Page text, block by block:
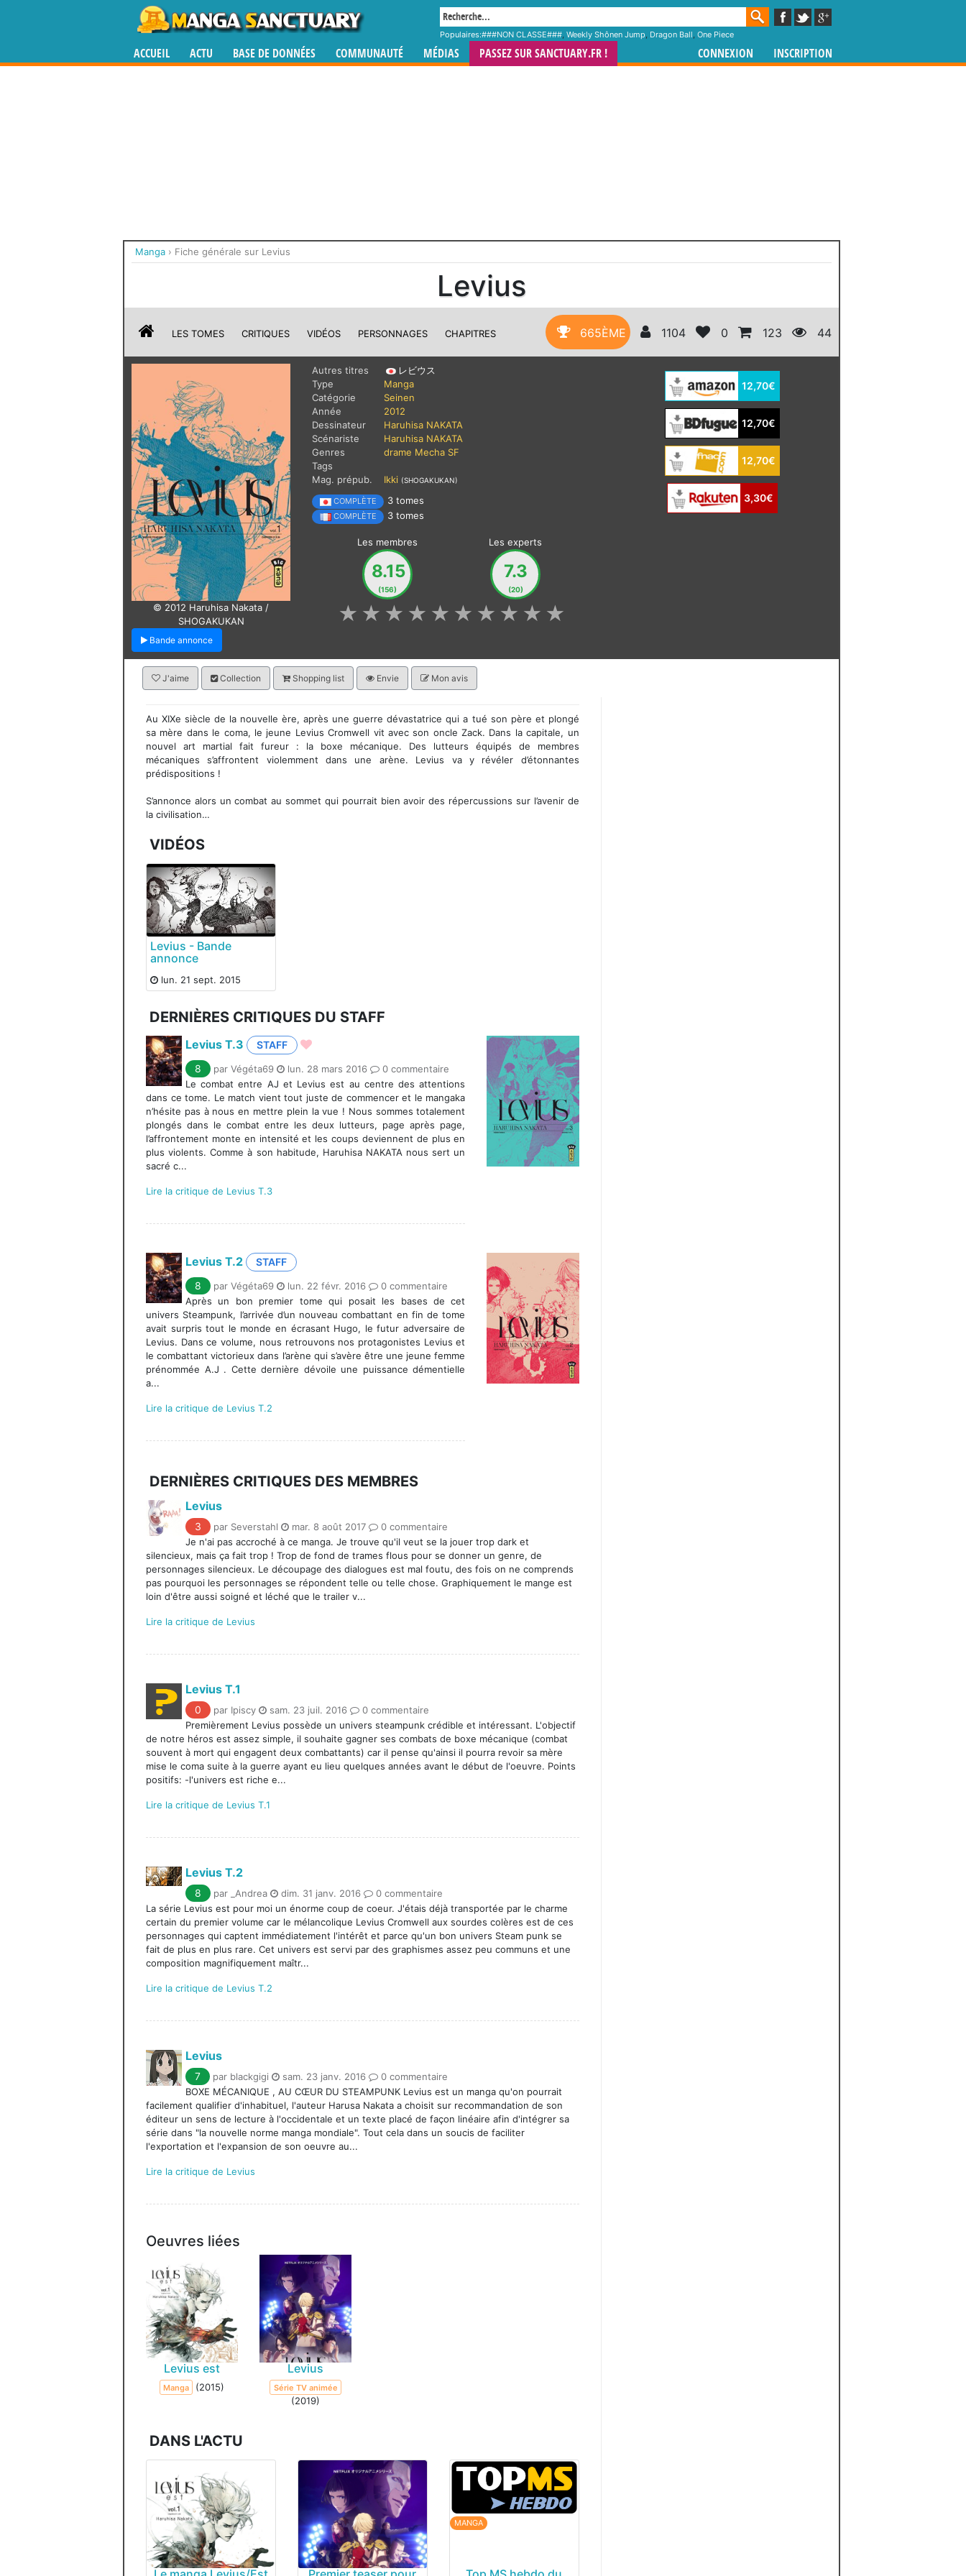
Populaires:###NON CLASSE###, Weekly Shônen Jump, Dragon Ball, One Piece
ACCUEIL ACTU BASE DE DONNÉES COMMUNAUTÉ MÉDIAS PASSEZ SUR SANCTUARY.FR ! CONNEXION INSCRIPTION
Manga › Fiche générale sur Levius
Levius
LES TOMES CRITIQUES VIDÉOS PERSONNAGES CHAPITRES 665ÈME 1104 0 123 44
© 2012 Haruhisa Nakata /
SHOGAKUKAN
Bande annonce
Autres titres
レビウス
Type
Manga
Catégorie
Seinen
Année
2012
Dessinateur
Haruhisa NAKATA
Scénariste
Haruhisa NAKATA
Genres
drame Mecha SF
Tags
Mag. prépub.
Ikki (SHOGAKUKAN)
COMPLÈTE 3 tomes
COMPLÈTE 3 tomes
Les membres
8.15
(156)
Les experts
7.3
(20)
★
★
★
★
★
★
★
★
★
★
12,70€
12,70€
12,70€
3,30€
J'aime Collection Shopping list Envie Mon avis
Au XIXe siècle de la nouvelle ère, après une guerre dévastatrice qui a tué son père et plongé
sa mère dans le coma, le jeune Levius Cromwell vit avec son oncle Zack. Dans la capitale, un
nouvel art martial fait fureur : la boxe mécanique. Des lutteurs équipés de membres
mécaniques s’affrontent violemment dans une arène. Levius va y révéler d’étonnantes
prédispositions !
S’annonce alors un combat au sommet qui pourrait bien avoir des répercussions sur l’avenir de
la civilisation…
VIDÉOS
Levius - Bande
annonce
lun. 21 sept. 2015
DERNIÈRES CRITIQUES DU STAFF
Levius T.3
STAFF
8
par Végéta69 lun. 28 mars 2016
0 commentaire
Le combat entre AJ et Levius est au centre des attentions
dans ce tome. Le match vient tout juste de commencer et le mangaka
n’hésite pas à nous en mettre plein la vue ! Nous sommes totalement
plongés dans le combat entre les deux lutteurs, page après page,
l’affrontement monte en intensité et les coups deviennent de plus en
plus violents. Comme à son habitude, Haruhisa NAKATA nous sert un
sacré c...
Lire la critique de Levius T.3
Levius T.2
STAFF
8
par Végéta69 lun. 22 févr. 2016
0 commentaire
Après un bon premier tome qui posait les bases de cet
univers Steampunk, l’arrivée d’un nouveau combattant en fin de tome
avait surpris tout le monde en écrasant Hugo, le futur adversaire de
Levius. Dans ce volume, nous retrouvons nos protagonistes Levius et
le combattant victorieux dans l’arène qui s’avère être une jeune femme
prénommée A.J . Cette dernière dévoile une puissance démentielle
a...
Lire la critique de Levius T.2
DERNIÈRES CRITIQUES DES MEMBRES
Levius
3 par Severstahl mar. 8 août 2017
0 commentaire
Je n'ai pas accroché à ce manga. Je trouve qu'il veut se la jouer trop dark et
silencieux, mais ça fait trop ! Trop de fond de trames flous pour se donner un genre, de
personnages silencieux. Le découpage des dialogues est mal foutu, des fois on ne comprends
pas pourquoi les personnages se répondent telle ou telle chose. Graphiquement le mange est
loin d'être aussi soigné et léché que le trailer v...
Lire la critique de Levius
Levius T.1
0 par Ipiscy sam. 23 juil. 2016
0 commentaire
Premièrement Levius possède un univers steampunk crédible et intéressant. L'objectif
de notre héros est assez simple, il souhaite gagner ses combats de boxe mécanique (combat
souvent à mort qui engagent deux combattants) car il pense qu'ainsi il pourra revoir sa mère
mise le coma suite à la guerre ayant eu lieu quelques années avant le début de l'oeuvre. Points
positifs: -l'univers est riche e...
Lire la critique de Levius T.1
Levius T.2
8 par _Andrea dim. 31 janv. 2016
0 commentaire
La série Levius est pour moi un énorme coup de coeur. J'étais déjà transportée par le charme
certain du premier volume car le mélancolique Levius Cromwell aux sourdes colères est de ces
personnages qui captent immédiatement l'intérêt et parce qu'un bon univers Steam punk se
fait de plus en plus rare. Cet univers est servi par des graphismes assez peu communs et une
composition magnifiquement maîtr...
Lire la critique de Levius T.2
Levius
7 par blackgigi sam. 23 janv. 2016
0 commentaire
BOXE MÉCANIQUE , AU CŒUR DU STEAMPUNK Levius est un manga qu'on pourrait
facilement qualifier d'inhabituel, l'auteur Harusa Nakata a choisit sur recommandation de son
éditeur un sens de lecture à l'occidentale et un texte placé de façon linéaire afin d'intégrer sa
série dans "la nouvelle norme manga mondiale". Tout cela dans un soucis de faciliter
l'exportation et l'expansion de son oeuvre au...
Lire la critique de Levius
Oeuvres liées
Levius est
Manga (2015)
Levius
Série TV animée
(2019)
DANS L'ACTU
MANGA